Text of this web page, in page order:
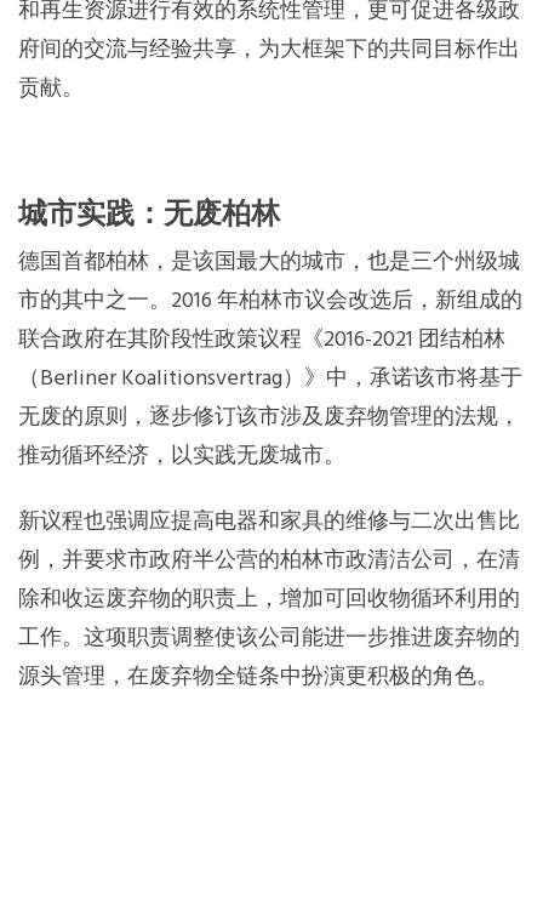
和再生资源进行有效的系统性管理，更可促进各级政
府间的交流与经验共享，为大框架下的共同目标作出
贡献。
城市实践：无废柏林
德国首都柏林，是该国最大的城市，也是三个州级城
市的其中之一。2016 年柏林市议会改选后，新组成的
联合政府在其阶段性政策议程《2016-2021 团结柏林
（Berliner Koalitionsvertrag）》中，承诺该市将基于
无废的原则，逐步修订该市涉及废弃物管理的法规，
推动循环经济，以实践无废城市。
新议程也强调应提高电器和家具的维修与二次出售比
例，并要求市政府半公营的柏林市政清洁公司，在清
除和收运废弃物的职责上，增加可回收物循环利用的
工作。这项职责调整使该公司能进一步推进废弃物的
源头管理，在废弃物全链条中扮演更积极的角色。